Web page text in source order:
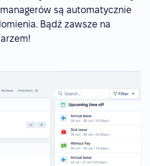
są automatycznie
Bądź zawsze na